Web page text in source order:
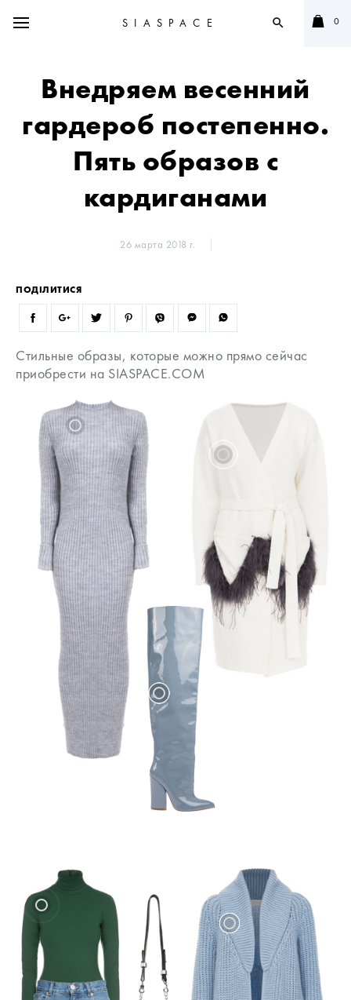
SIASPACE search 0
Внедряем весенний
гардероб постепенно.
Пять образов с
кардиганами
26 марта 2018 г.
ПОДІЛИТИСЯ
Стильные образы, которые можно прямо сейчас
приобрести на SIASPACE.COM